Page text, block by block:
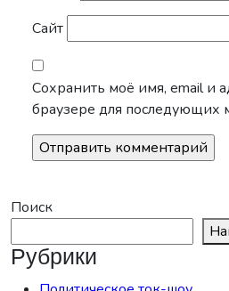
Сайт
Сохранить моё имя, email и
браузере для последующих
Поиск
Рубрики